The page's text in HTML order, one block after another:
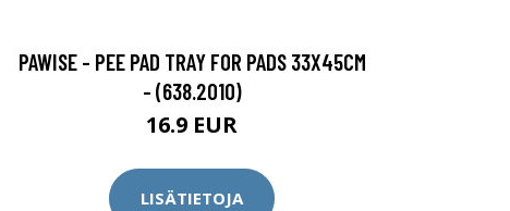
PAWISE - PEE PAD TRAY FOR PADS 33X45CM
- (638.2010)
16.9 EUR
LISÄTIETOJA